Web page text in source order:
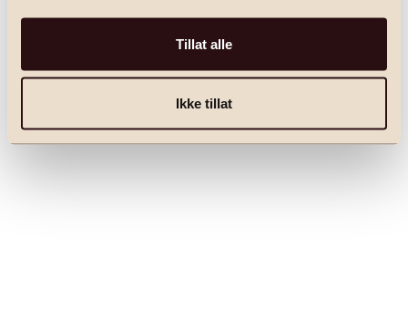
Tillat alle
Ikke tillat